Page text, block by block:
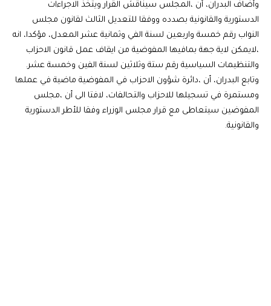
وأضاف البدران، أن ،المجلس سيناقش القرار ويتخذ الاجراءات
الدستورية والقانونية بصدده ووفقا للتعديل الثالث لقانون مجلس
النواب رقم خمسة واربعين لسنة الفي وثمانية عشر المعدل، مؤكدا، انه
،لايمكن لاية جهة بمافيها المفوضية من ايقاف عمل قانون الاحزاب
والتنظيمات السياسية رقم ستة وثلاثين لسنة الفين وخمسة عشر.
وتابع البدران، أن ،دائرة شؤون الاحزاب في المفوضية ماضية في عملها
ومستمرة في تسجيلها للاحزاب والتحالفات، لافتا الى أن ،مجلس
المفوضين سيتعاطى مع قرار مجلس الوزراء وفقا للأطر الدستورية
والقانونية.